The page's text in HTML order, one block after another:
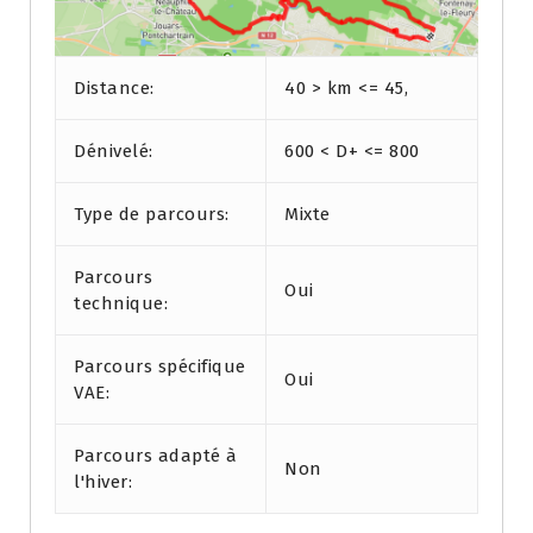
Distance: 40 > km <= 45,
Dénivelé: 600 < D+ <= 800
Type de parcours: Mixte
Parcours
technique:
Oui
Parcours spécifique
VAE:
Oui
Parcours adapté à
l'hiver:
Non